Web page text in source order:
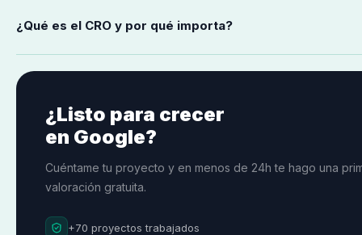
Gervasi, Les Corts, Poblenou, Sants, Horta…), aunque
¿Qué es el CRO y por qué importa?
que llegan desde SEO conviertan más: llamen, escriban o
puedes tener tráfico y pocos clientes. Con SEO + CRO, cada
¿Listo para crecer
en Google?
Cuéntame tu proyecto y en menos de 24h te hago una
valoración gratuita.
+70 proyectos trabajados